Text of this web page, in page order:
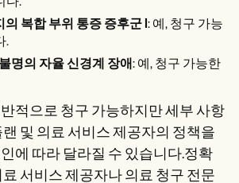
복합 부위 통증 증후군 I : 예, 청구 가능
.
명의 자율 신경계 장애: 예, 청구 가능한
적으로 청구 가능하지만 세부 사항
및 의료 서비스 제공자의 정책을
에 따라 달라질 수 있습니다.정확
서비스 제공자나 의료 청구 전문